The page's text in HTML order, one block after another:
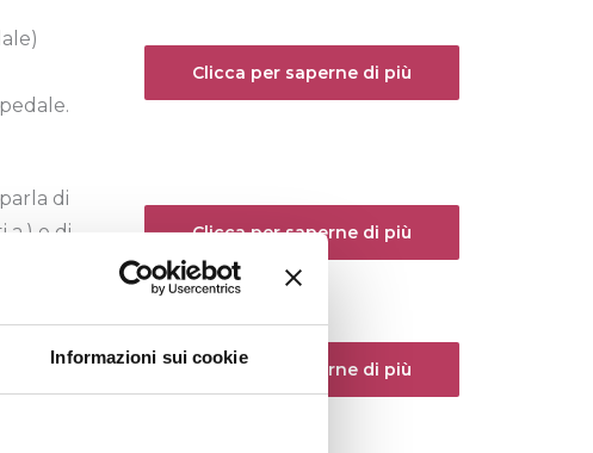
Informazioni sui cookie
Clicca per saperne di più
di
a.) e di
Clicca per saperne di più
Clicca per saperne di più